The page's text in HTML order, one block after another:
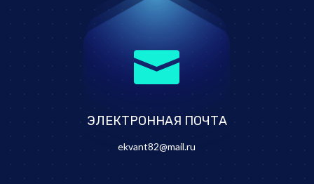

ЭЛЕКТРОННАЯ ПОЧТА
ekvant82@mail.ru